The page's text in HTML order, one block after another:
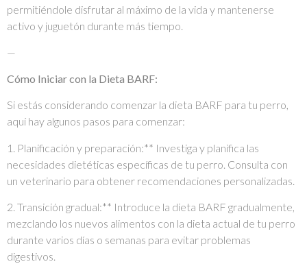
permitiéndole disfrutar al máximo de la vida y mantenerse
activo y juguetón durante más tiempo.
—
Cómo Iniciar con la Dieta BARF:
Si estás considerando comenzar la dieta BARF para tu perro,
aquí hay algunos pasos para comenzar:
1. Planificación y preparación:** Investiga y planifica las
necesidades dietéticas específicas de tu perro. Consulta con
un veterinario para obtener recomendaciones personalizadas.
2. Transición gradual:** Introduce la dieta BARF gradualmente,
mezclando los nuevos alimentos con la dieta actual de tu perro
durante varios días o semanas para evitar problemas
digestivos.